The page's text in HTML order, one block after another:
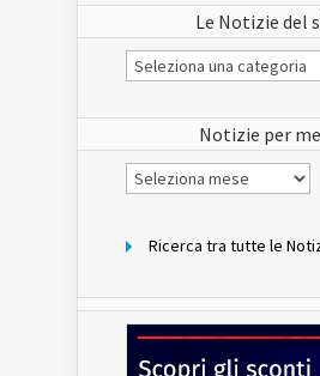
Le Notizie del
Le
Notizie
Notizie per
Notizie
per
Ricerca tra tutte le